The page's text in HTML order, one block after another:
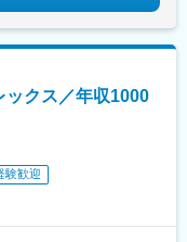
ックス／年収1000
験歓迎